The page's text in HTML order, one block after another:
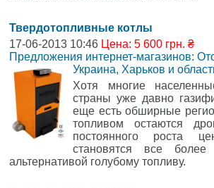
Твердотопливные котлы
17-06-2013 10:46 Цена: 5 600 грн. ₴
Предложения интернет-магазинов:
Украина, Харьков и
Хотя многие
страны уже давно
еще есть обширные
топливом остаются
постоянного роста
становятся все более
альтернативой голубому топливу.